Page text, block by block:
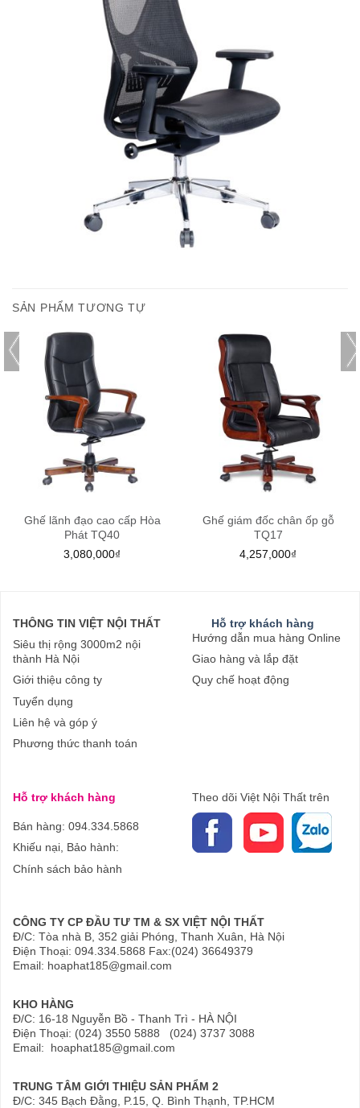
SẢN PHẨM TƯƠNG TỰ
Ghế lãnh đạo cao cấp Hòa
Phát TQ40
3,080,000₫
Ghế giám đốc chân ốp gỗ
TQ17
4,257,000₫
THÔNG TIN VIỆT NỘI THẤT
Siêu thị rộng 3000m2 nội
thành Hà Nội
Giới thiệu công ty
Tuyển dụng
Liên hệ và góp ý
Phương thức thanh toán
Hỗ trợ khách hàng
Hướng dẫn mua hàng Online
Giao hàng và lắp đặt
Quy chế hoạt động
Hỗ trợ khách hàng
Bán hàng: 094.334.5868
Khiếu nại, Bảo hành:
Chính sách bảo hành
Theo dõi Việt Nội Thất trên
CÔNG TY CP ĐẦU TƯ TM & SX VIỆT NỘI THẤT
Đ/C: Tòa nhà B, 352 giải Phóng, Thanh Xuân, Hà Nội
Điện Thoại: 094.334.5868 Fax:(024) 36649379
Email: hoaphat185@gmail.com
KHO HÀNG
Đ/C: 16-18 Nguyễn Bồ - Thanh Trì - HÀ NỘI
Điện Thoại: (024) 3550 5888 (024) 3737 3088
Email: hoaphat185@gmail.com
TRUNG TÂM GIỚI THIỆU SẢN PHẨM 2
Đ/C: 345 Bạch Đằng, P.15, Q. Bình Thạnh, TP.HCM